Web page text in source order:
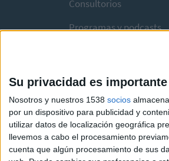
Su privacidad es
Nosotros y nuestros 1538 socios
por un dispositivo para publicidad y
utilizar datos de localización geográfica
llevemos a cabo el procesamiento
cuenta que algún procesamiento de sus
Consultorios
Programas y podcasts